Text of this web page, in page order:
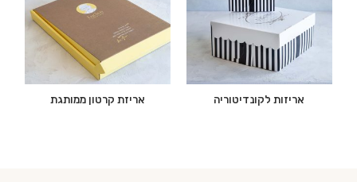
אריזות לקונדיטוריה אריזת קרטון ממותגת